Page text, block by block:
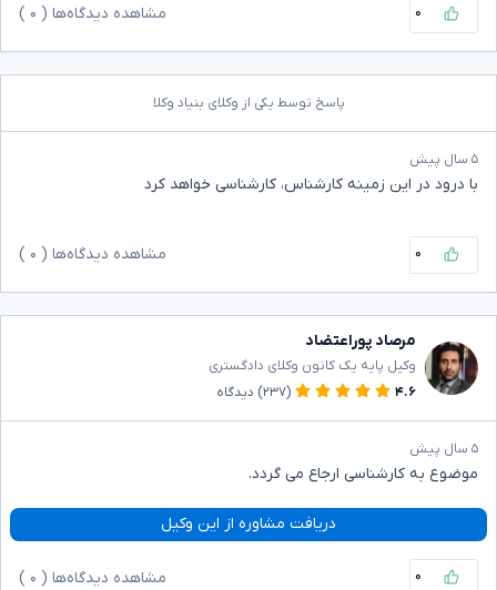
۰ مشاهده دیدگاه‌ها ( ۰
پاسخ توسط یکی از وکلای بنیاد وکلا
۵ سال پیش
با درود در این زمینه کارشناس‌، کارشناسی خواهد کرد
۰ مشاهده دیدگاه‌ها ( ۰
مرصاد پوراعتضاد
وکیل پایه یک کانون وکلای دادگستری
۴.۶
(۲۳۷) دیدگاه
۵ سال پیش
موضوع به کارشناسی ارجاع می گردد.
دریافت مشاوره از این وکیل
۰ مشاهده دیدگاه‌ها ( ۰